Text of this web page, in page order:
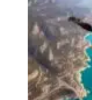
:
4
:
3
5
9
,